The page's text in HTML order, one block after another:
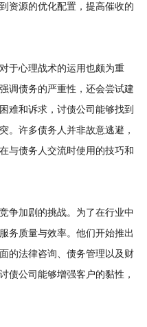
资源的优化配置，提高催收的
心理战术的运用也颇为重
调债务的严重性，还会尝试建
难和诉求，讨债公司能够找到
。许多债务人并非故意逃避，
与债务人交流时使用的技巧和
加剧的挑战。为了在行业中
务质量与效率。他们开始推出
的法律咨询、债务管理以及财
债公司能够增强客户的黏性，